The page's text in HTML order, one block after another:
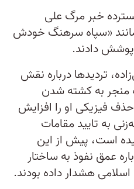
خبر مرگ علی
مانند «سپاه سرهنگ خودش
دادند.
تردید‌ها درباره نقش
منجر به کشته شدن
فیزیکی او را افزایش
به تایید مقامات
است، پیش از این
عمق نفوذ به ساختار
هشدار داده بودند.